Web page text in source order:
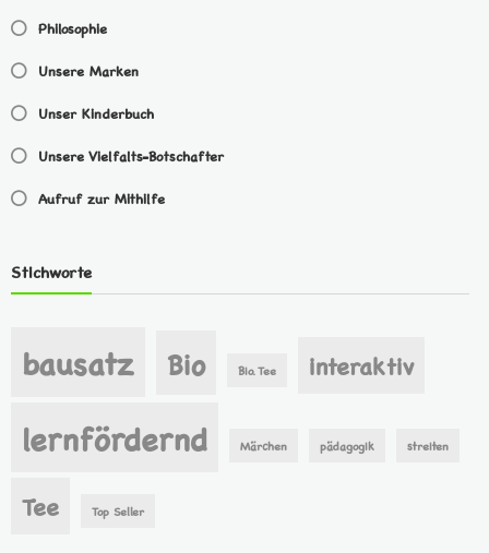
Philosophie
Unsere Marken
Unser Kinderbuch
Unsere Vielfalts-Botschafter
Aufruf zur Mithilfe
Stichworte
bausatz Bio Bio. Tee interaktiv
lernfördernd Märchen pädagogik streiten
Tee Top Seller